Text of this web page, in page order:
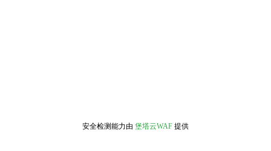
安全检测能力由 堡塔云WAF 提供